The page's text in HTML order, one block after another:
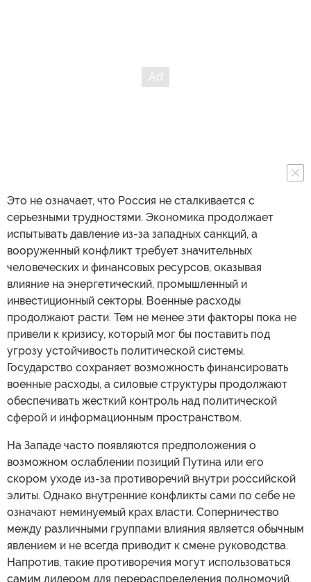
Это не означает, что Россия не сталкивается с
серьезными трудностями. Экономика продолжает
испытывать давление из-за западных санкций, а
вооруженный конфликт требует значительных
человеческих и финансовых ресурсов, оказывая
влияние на энергетический, промышленный и
инвестиционный секторы. Военные расходы
продолжают расти. Тем не менее эти факторы пока не
привели к кризису, который мог бы поставить под
угрозу устойчивость политической системы.
Государство сохраняет возможность финансировать
военные расходы, а силовые структуры продолжают
обеспечивать жесткий контроль над политической
сферой и информационным пространством.
На Западе часто появляются предположения о
возможном ослаблении позиций Путина или его
скором уходе из-за противоречий внутри российской
элиты. Однако внутренние конфликты сами по себе не
означают неминуемый крах власти. Соперничество
между различными группами влияния является обычным
явлением и не всегда приводит к смене руководства.
Напротив, такие противоречия могут использоваться
самим лидером для перераспределения полномочий,